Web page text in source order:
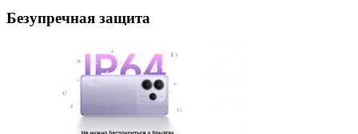
Безупречная защита